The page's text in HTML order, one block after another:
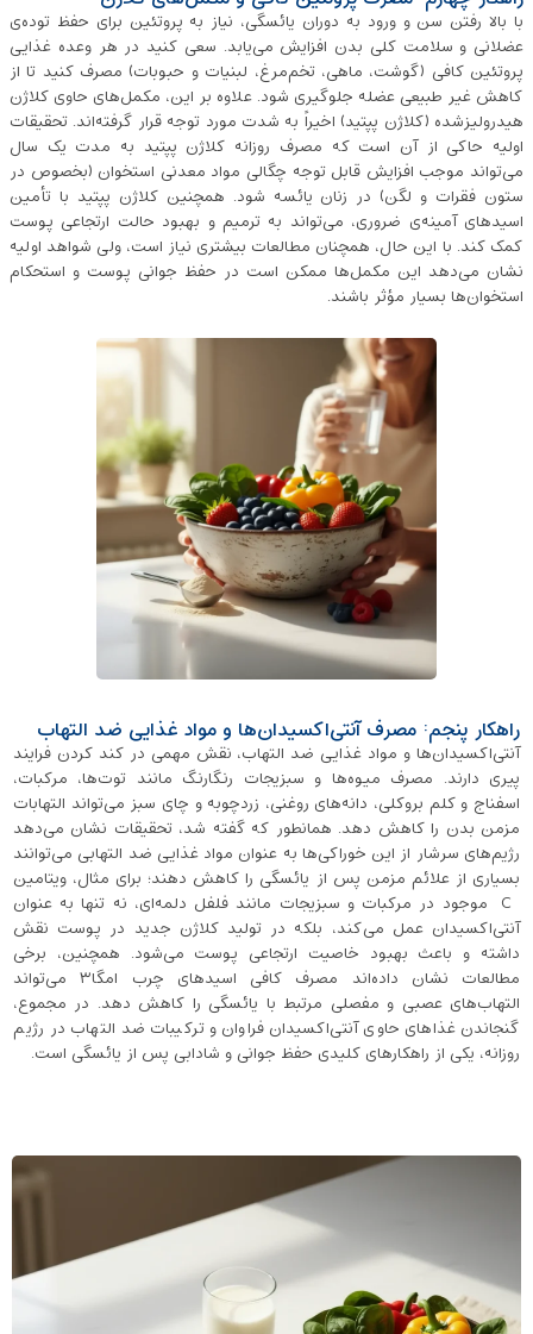
با بالا رفتن سن و ورود به دوران یائسگی، نیاز به پروتئین برای حفظ توده‌ی
عضلانی و سلامت کلی بدن افزایش می‌یابد. سعی کنید در هر وعده غذایی
پروتئین کافی (گوشت، ماهی، تخم‌مرغ، لبنیات و حبوبات) مصرف کنید تا از
کاهش غیر طبیعی عضله جلوگیری شود. علاوه بر این، مکمل‌های حاوی کلاژن
هیدرولیزشده (کلاژن پپتید) اخیراً به شدت مورد توجه قرار گرفته‌اند. تحقیقات
اولیه حاکی از آن است که مصرف روزانه کلاژن پپتید به مدت یک سال
می‌تواند موجب افزایش قابل ‌توجه چگالی مواد معدنی استخوان (بخصوص در
ستون فقرات و لگن) در زنان یائسه شود. همچنین کلاژن پپتید با تأمین
اسیدهای آمینه‌ی ضروری، می‌تواند به ترمیم و بهبود حالت ارتجاعی پوست
کمک کند. با این حال، همچنان مطالعات بیشتری نیاز است، ولی شواهد اولیه
نشان می‌دهد این مکمل‌ها ممکن است در حفظ جوانی پوست و استحکام
استخوان‌ها بسیار مؤثر باشند.
راهکار پنجم: مصرف آنتی‌اکسیدان‌ها و مواد غذایی ضد التهاب
آنتی‌اکسیدان‌ها و مواد غذایی ضد التهاب، نقش مهمی در کند کردن فرایند
پیری دارند. مصرف میوه‌ها و سبزیجات رنگارنگ مانند توت‌ها، مرکبات،
اسفناج و کلم بروکلی، دانه‌های روغنی، زردچوبه و چای سبز می‌تواند التهابات
مزمن بدن را کاهش دهد. همانطور که گفته شد، تحقیقات نشان می‌دهد
رژیم‌های سرشار از این خوراکی‌ها به ‌عنوان مواد غذایی ضد التهابی می‌توانند
بسیاری از علائم مزمن پس از یائسگی را کاهش دهند؛ برای مثال، ویتامین
C موجود در مرکبات و سبزیجات مانند فلفل دلمه‌ای، نه تنها به عنوان
آنتی‌اکسیدان عمل می‌کند، بلکه در تولید کلاژن جدید در پوست نقش
داشته و باعث بهبود خاصیت ارتجاعی پوست می‌شود. همچنین، برخی
مطالعات نشان داده‌اند مصرف کافی اسیدهای چرب امگا۳ می‌تواند
التهاب‌های عصبی و مفصلی مرتبط با یائسگی را کاهش دهد. در مجموع،
گنجاندن غذاهای حاوی آنتی‌اکسیدان فراوان و ترکیبات ضد التهاب در رژیم
روزانه، یکی از راهکارهای کلیدی حفظ جوانی و شادابی پس از یائسگی است.